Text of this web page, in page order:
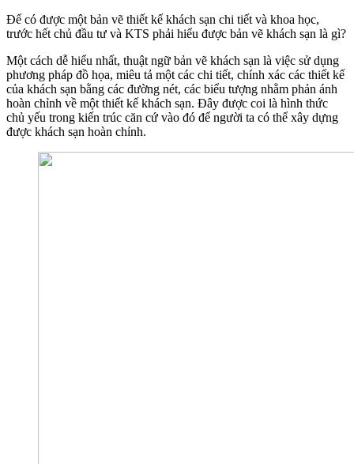
Để có được một bản vẽ thiết kế khách sạn chi tiết và khoa học,
trước hết chủ đầu tư và KTS phải hiểu được bản vẽ khách sạn là gì?
Một cách dễ hiểu nhất, thuật ngữ bản vẽ khách sạn là việc sử dụng
phương pháp đồ họa, miêu tả một các chi tiết, chính xác các thiết kế
của khách sạn bằng các đường nét, các biểu tượng nhằm phản ánh
hoàn chỉnh về một thiết kế khách sạn. Đây được coi là hình thức
chủ yếu trong kiến trúc căn cứ vào đó để người ta có thể xây dựng
được khách sạn hoàn chỉnh.